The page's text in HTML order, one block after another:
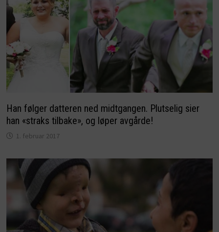
Han følger datteren ned midtgangen. Plutselig sier
han «straks tilbake», og løper avgårde!
1. februar 2017